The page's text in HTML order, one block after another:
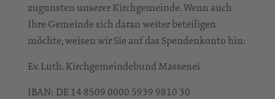
zugunsten unserer Kirchgemeinde. Wenn auch
Ihre Gemeinde sich daran weiter beteiligen
möchte, weisen wir Sie auf das Spendenkonto hin:
Ev. Luth. Kirchgemeindebund Massenei
IBAN: DE 14 8509 0000 5939 9810 30